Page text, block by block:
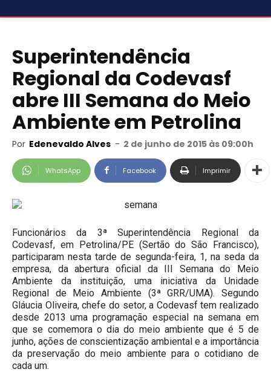
Superintendência
Regional da Codevasf
abre III Semana do Meio
Ambiente em Petrolina
Por Edenevaldo Alves - 2 de junho de 2015 às 09:00h
WhatsApp Facebook Imprimir
Funcionários da 3ª Superintendência Regional da
Codevasf, em Petrolina/PE (Sertão do São Francisco),
participaram nesta tarde de segunda-feira, 1, na seda da
empresa, da abertura oficial da III Semana do Meio
Ambiente da instituição, uma iniciativa da Unidade
Regional de Meio Ambiente (3ª GRR/UMA). Segundo
Gláucia Oliveira, chefe do setor, a Codevasf tem realizado
desde 2013 uma programação especial na semana em
que se comemora o dia do meio ambiente que é 5 de
junho, ações de conscientização ambiental e a importância
da preservação do meio ambiente para o cotidiano de
cada um.